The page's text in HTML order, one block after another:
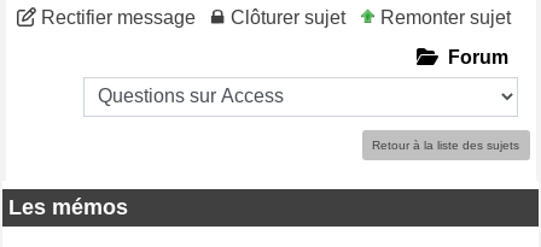
Les mémos
Rectifier message
Clôturer sujet
Remonter sujet
Forum
Retour à la liste des sujets